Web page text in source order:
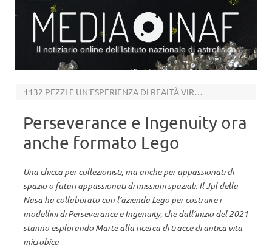
Il notiziario online dell’Istituto nazionale di astrofisica
1132 PEZZI E UN’ESPERIENZA DI REALTÀ VIRTUALE
Perseverance e Ingenuity ora
anche formato Lego
Una chicca per collezionisti, ma anche per appassionati di
spazio o futuri appassionati di missioni spaziali. Il Jpl della
Nasa ha collaborato con l’azienda Lego per costruire i
modellini di Perseverance e Ingenuity, che dall’inizio del 2021
stanno esplorando Marte alla ricerca di tracce di antica vita
microbica